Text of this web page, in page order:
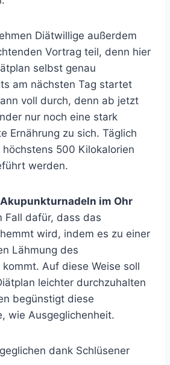
Diätwillige außerdem
Vortrag teil, denn hier
selbst genau
am nächsten Tag startet
voll durch, denn ab jetzt
nur noch eine stark
Ernährung zu sich. Täglich
500 Kilokalorien
werden.
Akupunkturnadeln im Ohr
Fall dafür, dass das
wird, indem es zu einer
Lähmung des
Auf diese Weise soll
leichter durchzuhalten
begünstigt diese
wie Ausgeglichenheit.